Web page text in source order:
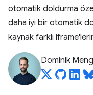
otomatik doldurma
daha iyi bir otomatik
kaynak farklı
Dominik